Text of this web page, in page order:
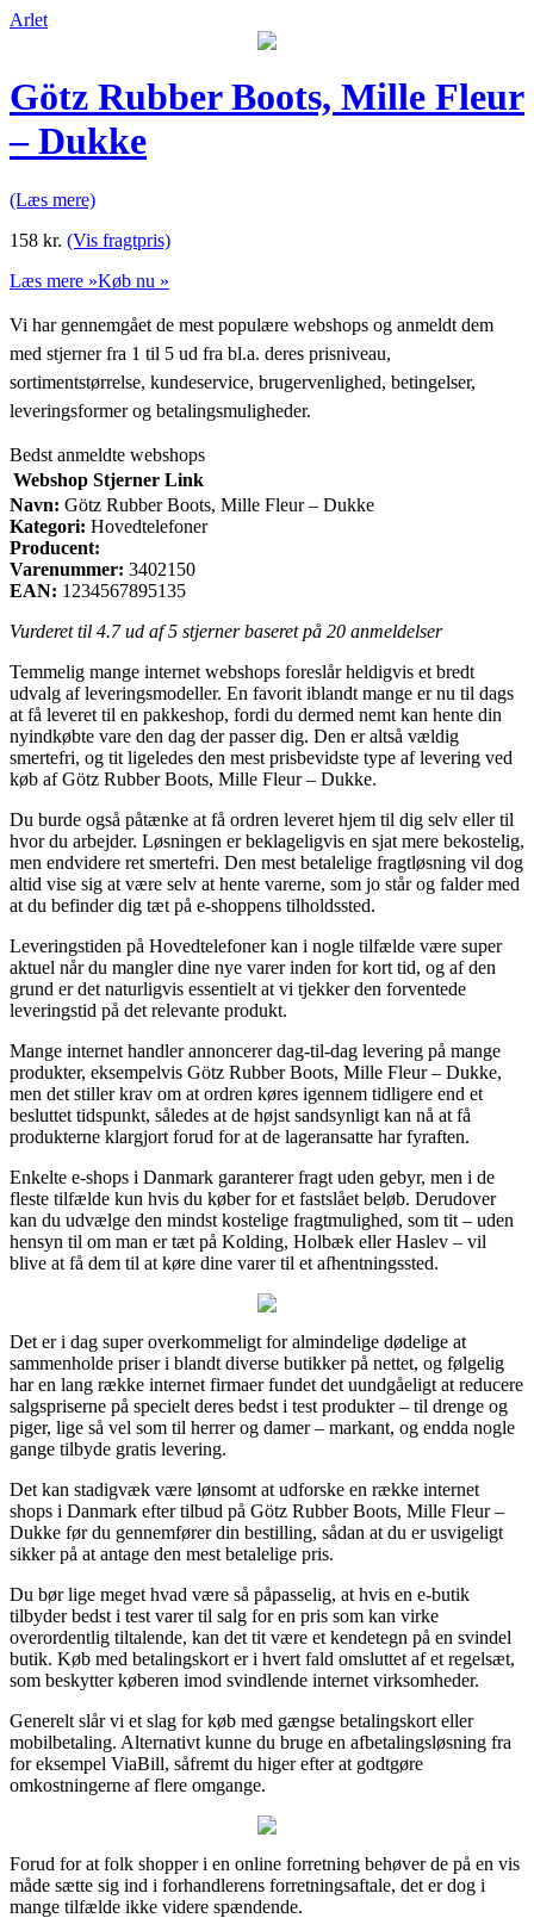
Arlet
Götz Rubber Boots, Mille Fleur
– Dukke
(Læs mere)
158 kr. (Vis fragtpris)
Læs mere »Køb nu »
Vi har gennemgået de mest populære webshops og anmeldt dem
med stjerner fra 1 til 5 ud fra bl.a. deres prisniveau,
sortimentstørrelse, kundeservice, brugervenlighed, betingelser,
leveringsformer og betalingsmuligheder.
Bedst anmeldte webshops
Webshop Stjerner Link
Navn: Götz Rubber Boots, Mille Fleur – Dukke
Kategori: Hovedtelefoner
Producent:
Varenummer: 3402150
EAN: 1234567895135
Vurderet til 4.7ud af 5 stjerner baseret på 20 anmeldelser
Temmelig mange internet webshops foreslår heldigvis et bredt
udvalg af leveringsmodeller. En favorit iblandt mange er nu til dags
at få leveret til en pakkeshop, fordi du dermed nemt kan hente din
nyindkøbte vare den dag der passer dig. Den er altså vældig
smertefri, og tit ligeledes den mest prisbevidste type af levering ved
køb af Götz Rubber Boots, Mille Fleur – Dukke.
Du burde også påtænke at få ordren leveret hjem til dig selv eller til
hvor du arbejder. Løsningen er beklageligvis en sjat mere bekostelig,
men endvidere ret smertefri. Den mest betalelige fragtløsning vil dog
altid vise sig at være selv at hente varerne, som jo står og falder med
at du befinder dig tæt på e-shoppens tilholdssted.
Leveringstiden på Hovedtelefoner kan i nogle tilfælde være super
aktuel når du mangler dine nye varer inden for kort tid, og af den
grund er det naturligvis essentielt at vi tjekker den forventede
leveringstid på det relevante produkt.
Mange internet handler annoncerer dag-til-dag levering på mange
produkter, eksempelvis Götz Rubber Boots, Mille Fleur – Dukke,
men det stiller krav om at ordren køres igennem tidligere end et
besluttet tidspunkt, således at de højst sandsynligt kan nå at få
produkterne klargjort forud for at de lageransatte har fyraften.
Enkelte e-shops i Danmark garanterer fragt uden gebyr, men i de
fleste tilfælde kun hvis du køber for et fastslået beløb. Derudover
kan du udvælge den mindst kostelige fragtmulighed, som tit – uden
hensyn til om man er tæt på Kolding, Holbæk eller Haslev – vil
blive at få dem til at køre dine varer til et afhentningssted.
Det er i dag super overkommeligt for almindelige dødelige at
sammenholde priser i blandt diverse butikker på nettet, og følgelig
har en lang række internet firmaer fundet det uundgåeligt at reducere
salgspriserne på specielt deres bedst i test produkter – til drenge og
piger, lige så vel som til herrer og damer – markant, og endda nogle
gange tilbyde gratis levering.
Det kan stadigvæk være lønsomt at udforske en række internet
shops i Danmark efter tilbud på Götz Rubber Boots, Mille Fleur –
Dukke før du gennemfører din bestilling, sådan at du er usvigeligt
sikker på at antage den mest betalelige pris.
Du bør lige meget hvad være så påpasselig, at hvis en e-butik
tilbyder bedst i test varer til salg for en pris som kan virke
overordentlig tiltalende, kan det tit være et kendetegn på en svindel
butik. Køb med betalingskort er i hvert fald omsluttet af et regelsæt,
som beskytter køberen imod svindlende internet virksomheder.
Generelt slår vi et slag for køb med gængse betalingskort eller
mobilbetaling. Alternativt kunne du bruge en afbetalingsløsning fra
for eksempel ViaBill, såfremt du higer efter at godtgøre
omkostningerne af flere omgange.
Forud for at folk shopper i en online forretning behøver de på en vis
måde sætte sig ind i forhandlerens forretningsaftale, det er dog i
mange tilfælde ikke videre spændende.